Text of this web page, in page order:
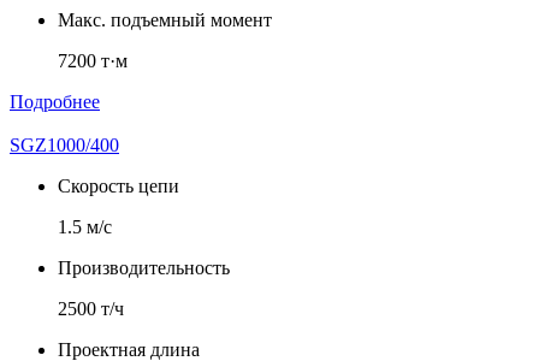
Макс. подъемный момент
7200 т·м
Подробнее
SGZ1000/400
Скорость цепи
1.5 м/с
Производительность
2500 т/ч
Проектная длина